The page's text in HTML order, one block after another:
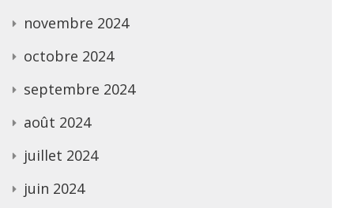
novembre 2024
octobre 2024
septembre 2024
août 2024
juillet 2024
juin 2024